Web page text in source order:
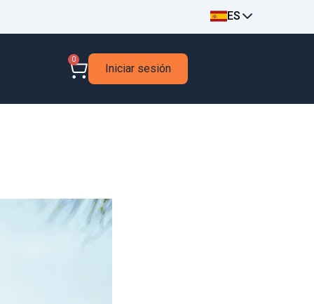
ES
0
Iniciar sesión